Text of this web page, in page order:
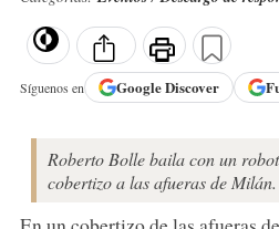
Síguenos en GoogleDiscover
Roberto Bolle baila con un
cobertizo a las afueras de Milán.